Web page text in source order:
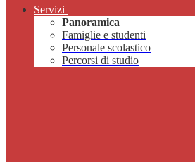
Servizi
Panoramica
Famiglie e studenti
Personale scolastico
Percorsi di studio